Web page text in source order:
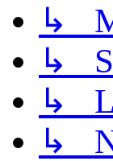
↳
↳
↳
↳